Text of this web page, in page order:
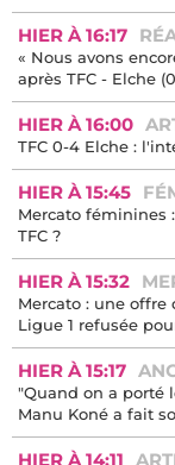
HIER À 16:17
« Nous avons
après TFC - Elche
HIER À 16:00
TFC 0-4 Elche :
HIER À 15:45
Mercato féminines
TFC ?
HIER À 15:32
Mercato : une
Ligue 1 refusée
HIER À 15:17
"Quand on a porté
Manu Koné a fait
HIER À 14:11